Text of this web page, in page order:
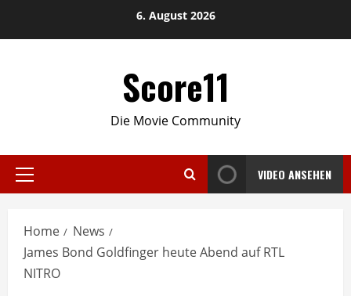
6. August 2026
Score11
Die Movie Community
Primary
VIDEO ANSEHEN
Home
News
James Bond Goldfinger heute Abend auf RTL
NITRO